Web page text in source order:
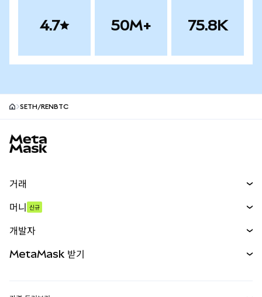
4.7 50M+ 75.8K
SETH/RENBTC
거래
무기한 선물
실물자산
머니 신규
개발자
MetaMask 받기